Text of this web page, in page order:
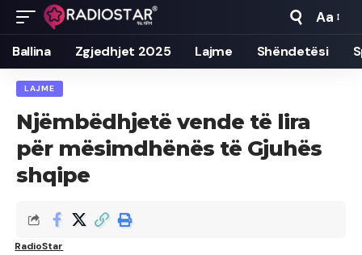
Font
Resizer
Aa
Ballina Zgjedhjet 2025 Lajme Shëndetësi
LAJME
Njëmbëdhjetë vende të lira
për mësimdhënës të Gjuhës
shqipe
RadioStar